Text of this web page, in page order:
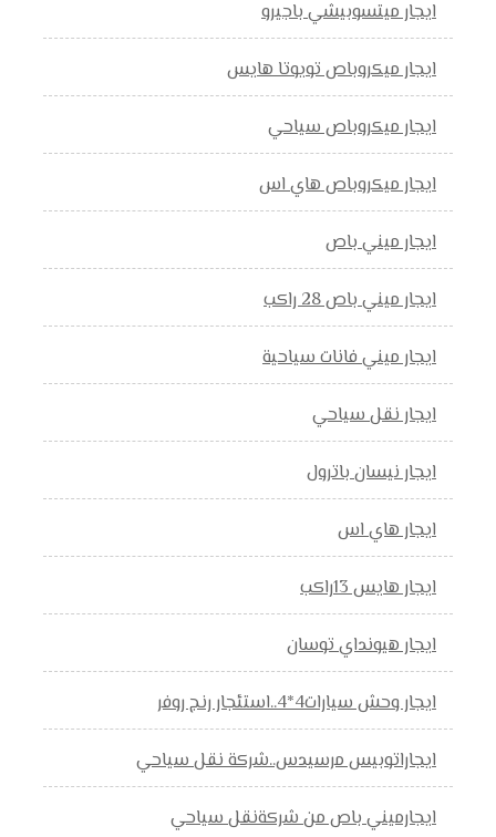
ايجار ميتسوبيشي باجيرو
ايجار ميكروباص تويوتا هايس
ايجار ميكروباص سياحي
ايجار ميكروباص هاي اس
ايجار ميني باص
ايجار ميني باص 28 راكب
ايجار ميني فانات سياحية
ايجار نقل سياحي
ايجار نيسان باترول
ايجار هاي اس
ايجار هايس 13راكب
ايجار هيونداي توسان
ايجار وحش سيارات4*4..استئجار رنج روفر
ايجاراتوبيس مرسيدس..شركة نقل سياحي
ايجارميني باص من شركةنقل سياحي